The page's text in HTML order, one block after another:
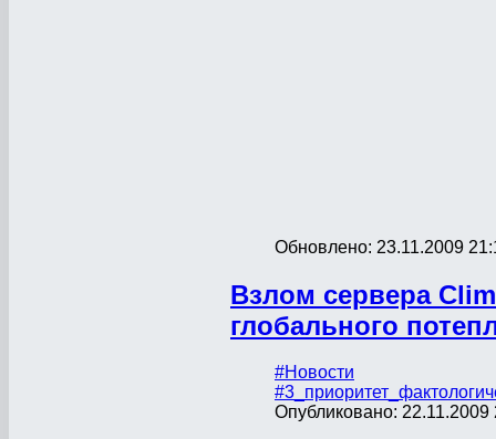
Обновлено: 23.11.2009
Взлом сервера
глобального
#Новости
Опубликовано: 22.11.2009